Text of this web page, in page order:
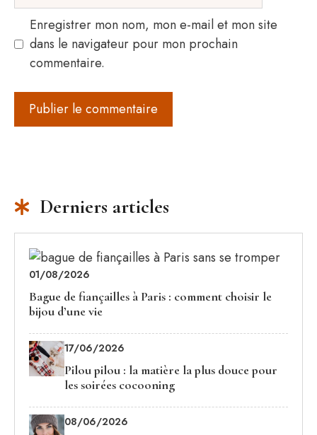
Enregistrer mon nom, mon e-mail et mon site
dans le navigateur pour mon prochain
commentaire.
Derniers articles
01/08/2026
Bague de fiançailles à Paris : comment choisir le
bijou d’une vie
17/06/2026
Pilou pilou : la matière la plus douce pour
les soirées cocooning
08/06/2026